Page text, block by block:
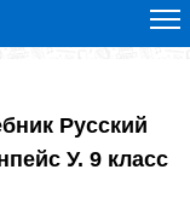
Русский
У. 9 класс